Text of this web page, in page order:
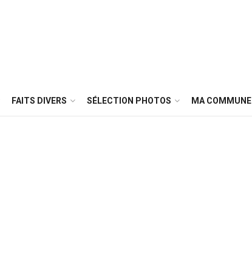
FAITS DIVERS SÉLECTION PHOTOS MA COMMUNE